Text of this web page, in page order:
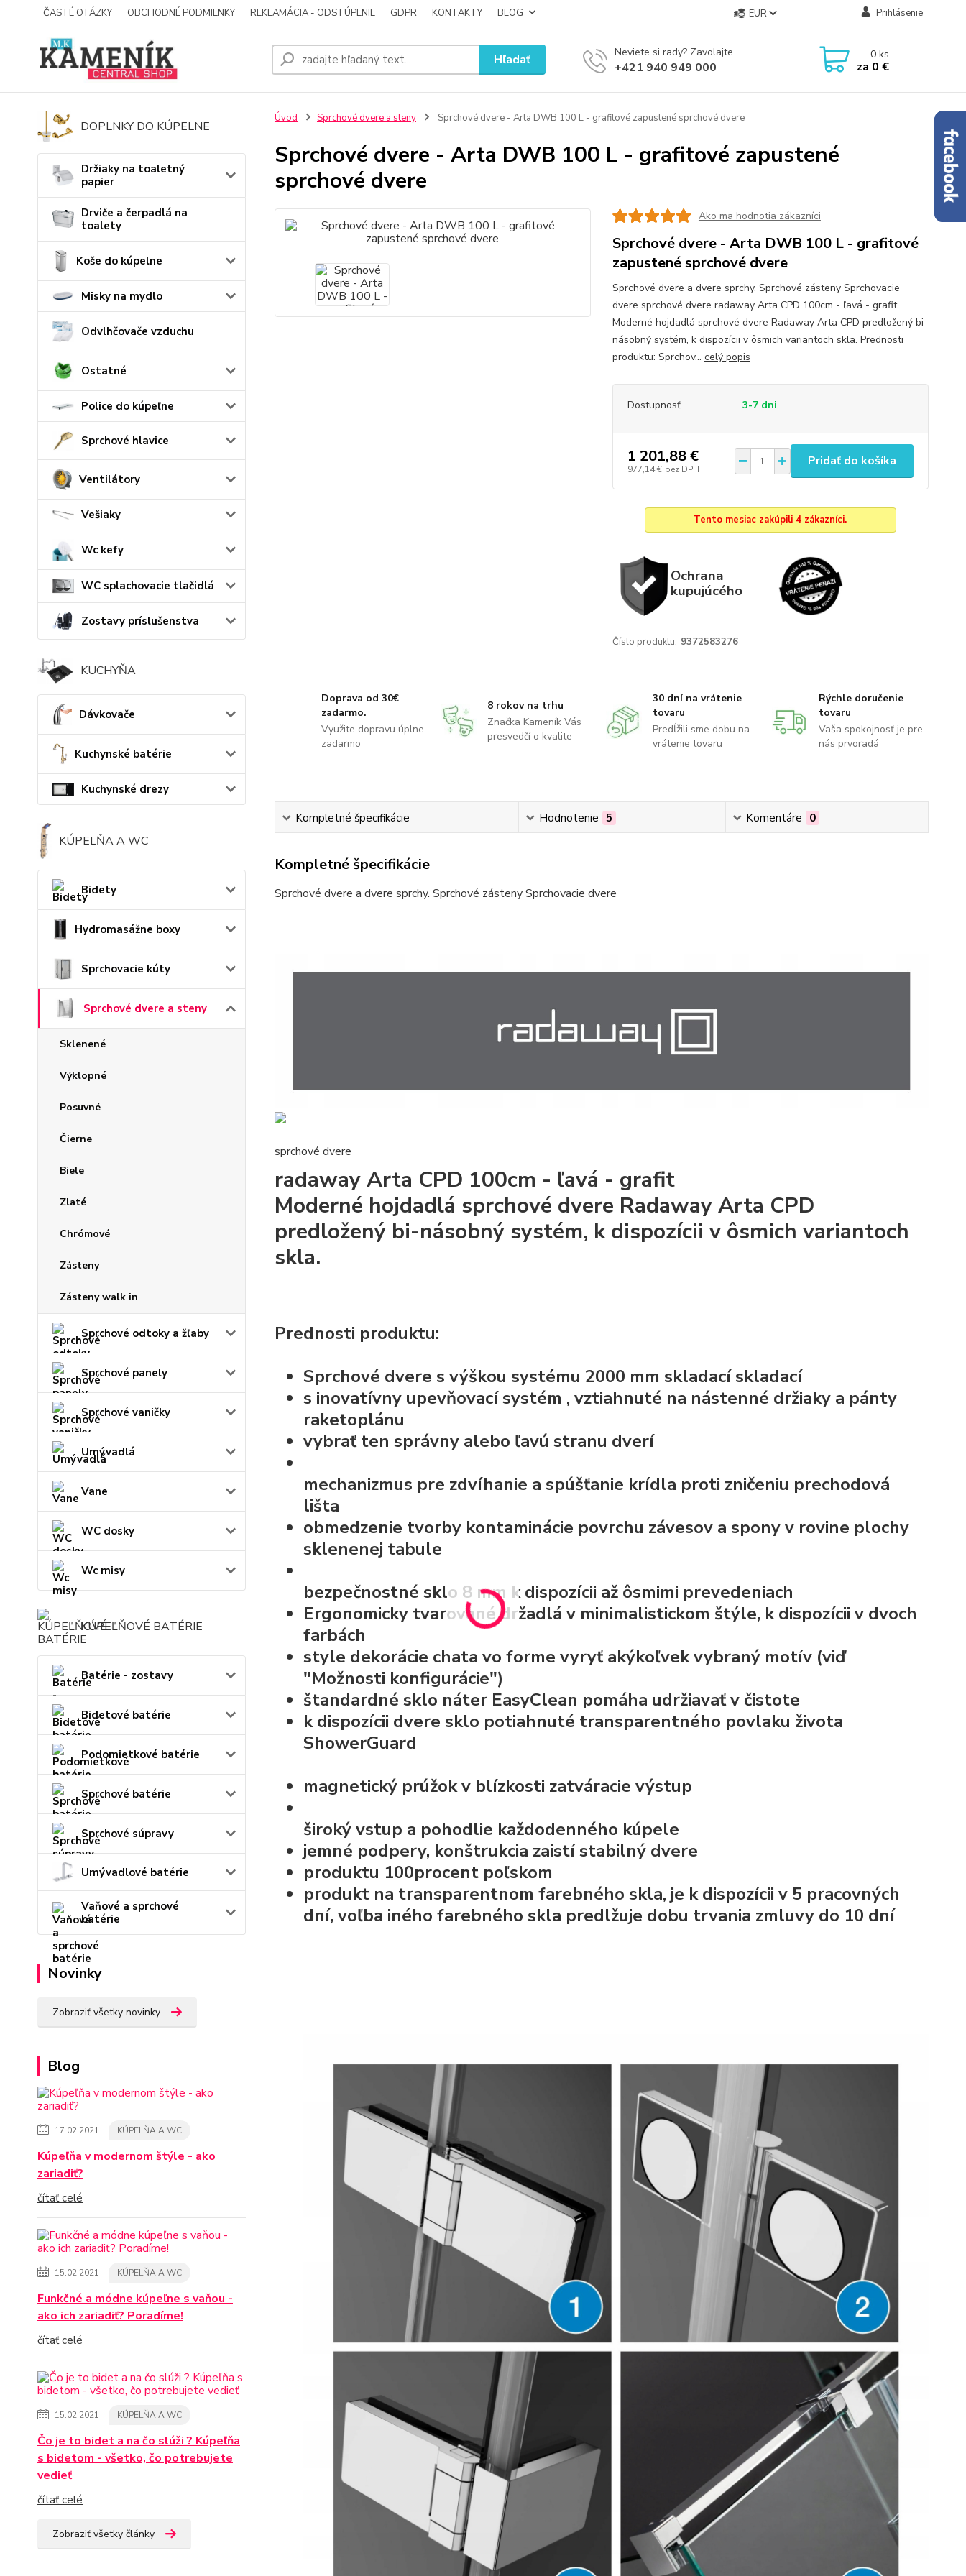
ČASTÉ OTÁZKY OBCHODNÉ PODMIENKY REKLAMÁCIA - ODSTÚPENIE GDPR KONTAKTY BLOG EUR Prihlásenie
Hľadať Neviete si rady? Zavolajte.
+421 940 949 000
0ks
za 0 €
DOPLNKY DO KÚPELNE
Držiaky na toaletný
papier
Drviče a čerpadlá na
toalety
Koše do kúpelne
Misky na mydlo
Odvlhčovače vzduchu
Ostatné
Police do kúpeľne
Sprchové hlavice
Ventilátory
Vešiaky
Wc kefy
WC splachovacie tlačidlá
Zostavy príslušenstva
KUCHYŇA
Dávkovače
Kuchynské batérie
Kuchynské drezy
KÚPELŇA A WC
Bidety
Hydromasážne boxy
Sprchovacie kúty
Sprchové dvere a steny
Sklenené
Výklopné
Posuvné
Čierne
Biele
Zlaté
Chrómové
Zásteny
Zásteny walk in
Sprchové odtoky a žľaby
Sprchové panely
Sprchové vaničky
Umývadlá
Vane
WC dosky
Wc misy
KÚPEĽŇOVÉ BATÉRIE
Batérie - zostavy
Bidetové batérie
Podomietkové batérie
Sprchové batérie
Sprchové súpravy
Umývadlové batérie
Vaňové a sprchové
batérie
Novinky
Zobraziť všetky novinky
Blog
17.02.2021 KÚPELŇA A WC
Kúpeľňa v modernom štýle - ako
zariadiť?
čítať celé
15.02.2021 KÚPELŇA A WC
Funkčné a módne kúpeľne s vaňou -
ako ich zariadiť? Poradíme!
čítať celé
15.02.2021 KÚPELŇA A WC
Čo je to bidet a na čo slúži ? Kúpeľňa
s bidetom - všetko, čo potrebujete
vedieť
čítať celé
Zobraziť všetky články
Úvod Sprchové dvere a steny Sprchové dvere - Arta DWB 100 L - grafitové zapustené sprchové dvere
Sprchové dvere - Arta DWB 100 L - grafitové zapustené
sprchové dvere
Ako ma hodnotia zákazníci
Sprchové dvere - Arta DWB 100 L - grafitové
zapustené sprchové dvere
Sprchové dvere a dvere sprchy. Sprchové zásteny Sprchovacie
dvere sprchové dvere radaway Arta CPD 100cm - ľavá - grafit
Moderné hojdadlá sprchové dvere Radaway Arta CPD predložený bi-
násobný systém, k dispozícii v ôsmich variantoch skla. Prednosti
produktu: Sprchov... celý popis
Dostupnosť 3-7 dni
1 201,88 €
977,14 € bez DPH
Pridať do košíka
Tento mesiac zakúpili 4 zákazníci.
Ochrana
kupujúcého
Číslo produktu: 9372583276
Doprava od 30€
zadarmo.
Využite dopravu úplne
zadarmo
8 rokov na trhu
Značka Kameník Vás
presvedčí o kvalite
30 dní na vrátenie
tovaru
Predĺžili sme dobu na
vrátenie tovaru
Rýchle doručenie
tovaru
Vaša spokojnosť je pre
nás prvoradá
Kompletné špecifikácie Hodnotenie 5 Komentáre 0
Kompletné špecifikácie
Sprchové dvere a dvere sprchy. Sprchové zásteny Sprchovacie dvere
sprchové dvere
radaway Arta CPD 100cm - ľavá - grafit
Moderné hojdadlá sprchové dvere Radaway Arta CPD
predložený bi-násobný systém, k dispozícii v ôsmich variantoch
skla.
Prednosti produktu:
Sprchové dvere s výškou systému 2000 mm skladací skladací
s inovatívny upevňovací systém , vztiahnuté na nástenné držiaky a pánty
raketoplánu
vybrať ten správny alebo ľavú stranu dverí
mechanizmus pre zdvíhanie a spúšťanie krídla proti zničeniu prechodová
lišta
obmedzenie tvorby kontaminácie povrchu závesov a spony v rovine plochy
sklenenej tabule
bezpečnostné sklo 8 mm k dispozícii až ôsmimi prevedeniach
Ergonomicky tvarované držadlá v minimalistickom štýle, k dispozícii v dvoch
farbách
style dekorácie chata vo forme vyryť akýkoľvek vybraný motív (viď
"Možnosti konfigurácie")
štandardné sklo náter EasyClean pomáha udržiavať v čistote
k dispozícii dvere sklo potiahnuté transparentného povlaku života
ShowerGuard
magnetický prúžok v blízkosti zatváracie výstup
široký vstup a pohodlie každodenného kúpele
jemné podpery, konštrukcia zaistí stabilný dvere
produktu 100procent poľskom
produkt na transparentnom farebného skla, je k dispozícii v 5 pracovných
dní, voľba iného farebného skla predlžuje dobu trvania zmluvy do 10 dní